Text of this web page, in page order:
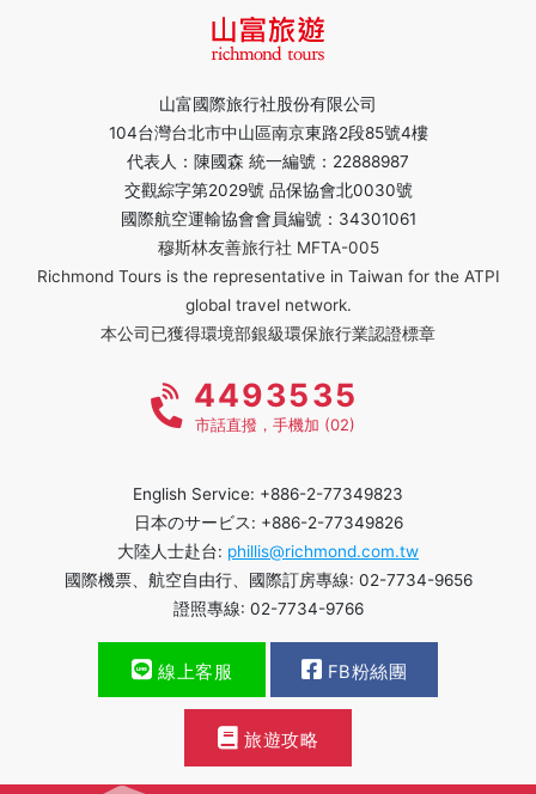
山富國際旅行社股份有限公司
104台灣台北市中山區南京東路2段85號4樓
代表人：陳國森 統一編號：22888987
交觀綜字第2029號 品保協會北0030號
國際航空運輸協會會員編號：34301061
穆斯林友善旅行社 MFTA-005
Richmond Tours is the representative in Taiwan for the ATPI
global travel network.
本公司已獲得環境部銀級環保旅行業認證標章
4493535
市話直撥，手機加 (02)
English Service: +886-2-77349823
日本のサービス: +886-2-77349826
大陸人士赴台: phillis@richmond.com.tw
國際機票、航空自由行、國際訂房專線: 02-7734-9656
證照專線: 02-7734-9766
線上客服 FB粉絲團
旅遊攻略